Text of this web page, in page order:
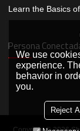
Learn the Basics
Persona
We use
experience.
behavior in
you.
Reject All